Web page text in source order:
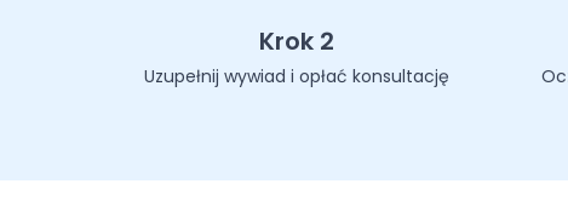
Krok 2
Uzupełnij wywiad i opłać konsultację